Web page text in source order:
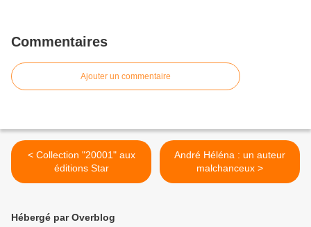
Commentaires
Ajouter un commentaire
< Collection "20001" aux
éditions Star
André Héléna : un auteur
malchanceux >
Hébergé par Overblog